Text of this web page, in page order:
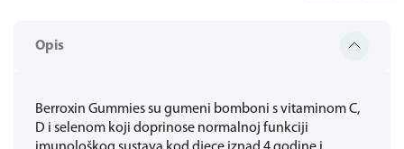
Opis
Berroxin Gummies su gumeni bomboni s vitaminom C,
D i selenom koji doprinose normalnoj funkciji